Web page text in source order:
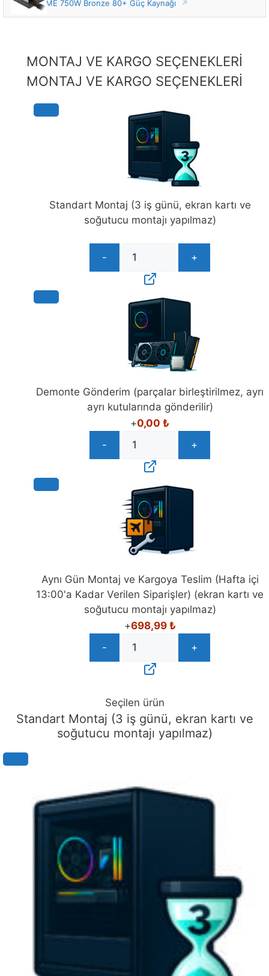
ASUS PRIME 750W Bronze 80+ Güç Kaynağı
MONTAJ VE KARGO SEÇENEKLERİ
MONTAJ VE KARGO SEÇENEKLERİ
Standart Montaj (3 iş günü, ekran kartı ve
soğutucu montajı yapılmaz)
- +
Demonte Gönderim (parçalar birleştirilmez, ayrı
ayrı kutularında gönderilir)
+0,00 ₺
-
+
Aynı Gün Montaj ve Kargoya Teslim (Hafta içi
13:00'a Kadar Verilen Siparişler) (ekran kartı ve
soğutucu montajı yapılmaz)
+698,99 ₺
-
+
Seçilen ürün
Standart Montaj (3 iş günü, ekran kartı ve
soğutucu montajı yapılmaz)